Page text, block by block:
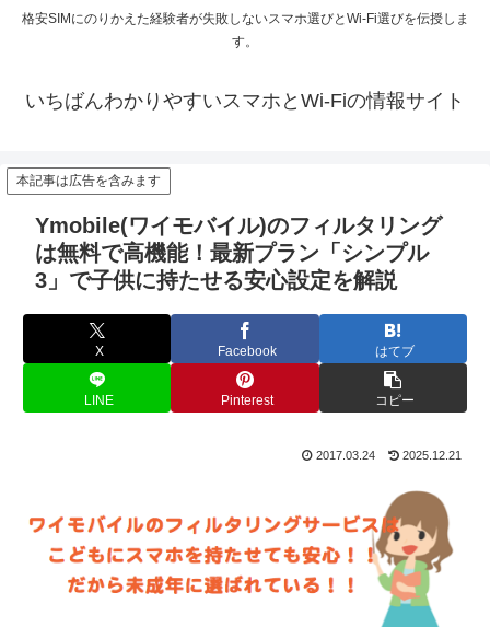
格安SIMにのりかえた経験者が失敗しないスマホ選びとWi-Fi選びを伝授しま
す。
いちばんわかりやすいスマホとWi-Fiの情報サイト
本記事は広告を含みます
Ymobile(ワイモバイル)のフィルタリング
は無料で高機能！最新プラン「シンプル
3」で子供に持たせる安心設定を解説
X Facebook はてブ
LINE Pinterest コピー
2017.03.24 2025.12.21